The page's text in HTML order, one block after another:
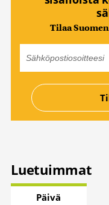
Tilaa
Luetuimmat
Päivä